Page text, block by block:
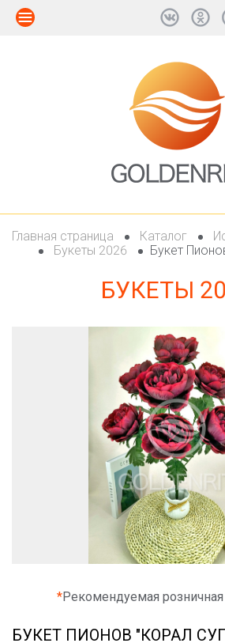
Главная страница Каталог
Букеты 2026
Букет
БУКЕТЫ
*Рекомендуемая розничная
БУКЕТ ПИОНОВ "КОРАЛ